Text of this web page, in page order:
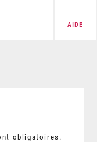
AIDE
obligatoires.